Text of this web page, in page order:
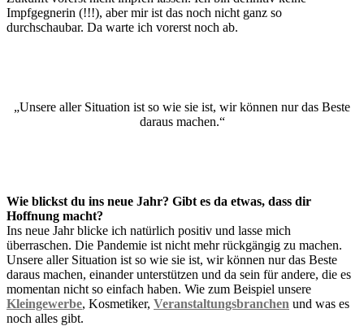
Impfgegnerin (!!!), aber mir ist das noch nicht ganz so
durchschaubar. Da warte ich vorerst noch ab.
„Unsere aller Situation ist so wie sie ist, wir können nur das Beste
daraus machen.“
Wie blickst du ins neue Jahr? Gibt es da etwas, dass dir
Hoffnung macht?
Ins neue Jahr blicke ich natürlich positiv und lasse mich
überraschen. Die Pandemie ist nicht mehr rückgängig zu machen.
Unsere aller Situation ist so wie sie ist, wir können nur das Beste
daraus machen, einander unterstützen und da sein für andere, die es
momentan nicht so einfach haben. Wie zum Beispiel unsere
Kleingewerbe, Kosmetiker, Veranstaltungsbranchen und was es
noch alles gibt.